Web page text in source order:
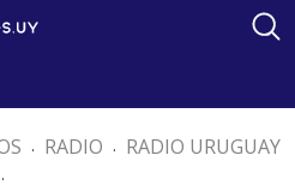
. RADIO . RADIO URUGUAY
.